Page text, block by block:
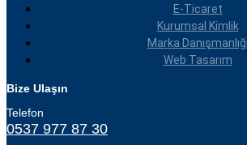
E-Ticaret
Kurumsal Kimlik
Marka Danışmanlığı
Web Tasarım
Bize Ulaşın
Telefon
0537 977 87 30